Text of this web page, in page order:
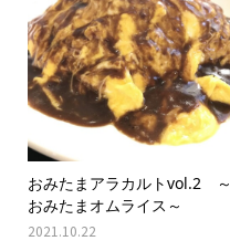
おみたまアラカルトvol.2 ～
おみたまオムライス～
2021.10.22